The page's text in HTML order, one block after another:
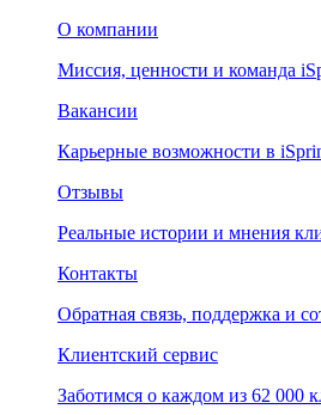
О компании
Миссия, ценности и команда
Вакансии
Карьерные возможности в
Отзывы
Реальные истории и мнения
Контакты
Обратная связь, поддержка и
Клиентский сервис
Заботимся о каждом из 62 000